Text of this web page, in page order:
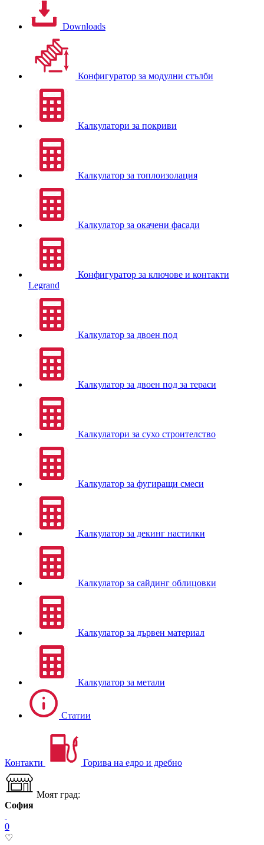
Downloads
Конфигуратор за модулни стълби
Калкулатори за покриви
Калкулатор за топлоизолация
Калкулатор за окачени фасади
Конфигуратор за ключове и контакти
Legrand
Калкулатор за двоен под
Калкулатор за двоен под за тераси
Калкулатори за сухо строителство
Калкулатор за фугиращи смеси
Калкулатор за декинг настилки
Калкулатор за сайдинг облицовки
Калкулатор за дървен материал
Калкулатор за метали
Статии
Контакти Горива на едро и дребно
Моят град:
София
0
♡